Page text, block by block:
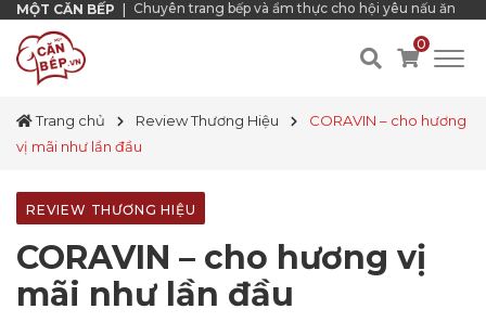
MỘT CĂN BẾP Chuyên trang bếp và ẩm thực cho hội yêu nấu ăn
0
Trang chủ Review Thương Hiệu
CORAVIN – cho hương
vị mãi như lần đầu
REVIEW THƯƠNG HIỆU
CORAVIN – cho hương vị
mãi như lần đầu